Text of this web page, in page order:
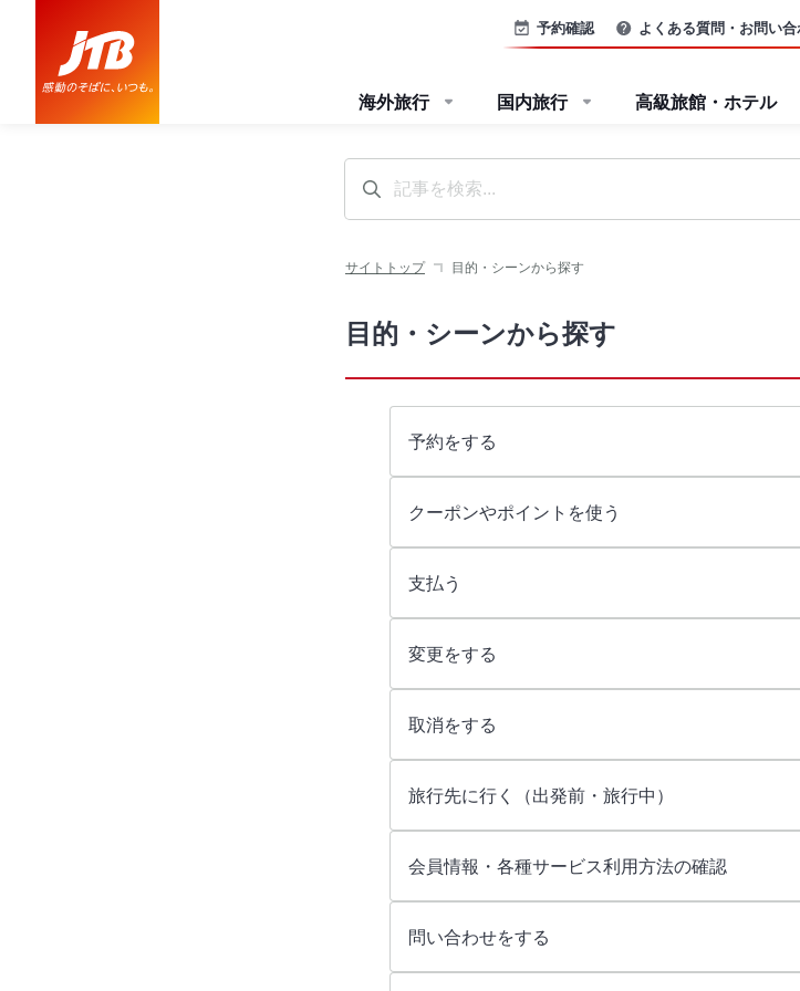
予約確認 よくある質問・お問い
海外旅行 国内旅行 高級旅館・ホテル
サイトトップ 目的・シーンから探す
目的・シーンから探す
予約をする
クーポンやポイントを使う
支払う
変更をする
取消をする
旅行先に行く（出発前・旅行中）
会員情報・各種サービス利用方法の確認
問い合わせをする